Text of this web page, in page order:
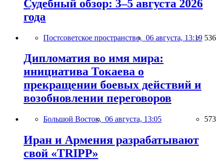
Судебный обзор: 3–5 августа 2026
года
Постсоветское пространство, 06 августа, 13:19 536
Дипломатия во имя мира:
инициатива Токаева о
прекращении боевых действий и
возобновлении переговоров
Большой Восток, 06 августа, 13:05 573
Иран и Армения разрабатывают
свой «TRIPP»